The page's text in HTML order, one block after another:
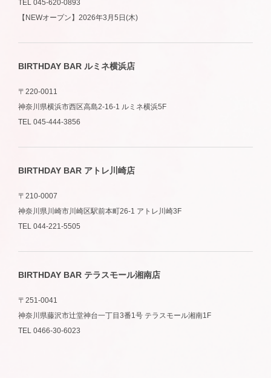
TEL 045-620-0893
【NEWオープン】2026年3月5日(木)
BIRTHDAY BAR ルミネ横浜店
〒220-0011
神奈川県横浜市西区高島2-16-1 ルミネ横浜5F
TEL 045-444-3856
BIRTHDAY BAR アトレ川崎店
〒210-0007
神奈川県川崎市川崎区駅前本町26-1 アトレ川崎3F
TEL 044-221-5505
BIRTHDAY BAR テラスモール湘南店
〒251-0041
神奈川県藤沢市辻堂神台一丁目3番1号 テラスモール湘南1F
TEL 0466-30-6023